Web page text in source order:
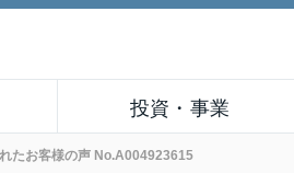
投資・事業
たお客様の声 No.A004923615